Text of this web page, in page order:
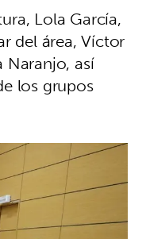
Lola García,
del área, Víctor
Naranjo, así
los grupos